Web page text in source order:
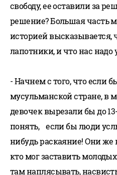
свободу, ее оставили за
решение? Большая часть
историей высказывается,
лапотники, и что нас надо
- Начнем с того, что если
мусульманской стране, в
девочек вырезали бы до
понять, если бы люди
нибудь раскаяние! Они же
кто мог заставить
там наплясывать,